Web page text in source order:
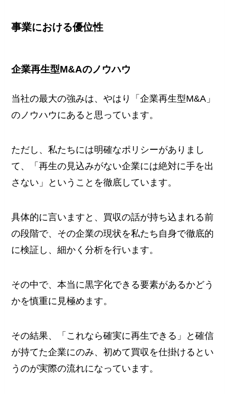
事業における優位性
企業再生型M&Aのノウハウ
当社の最大の強みは、やはり「企業再生型M&A」
のノウハウにあると思っています。
ただし、私たちには明確なポリシーがありまし
て、「再生の見込みがない企業には絶対に手を出
さない」ということを徹底しています。
具体的に言いますと、買収の話が持ち込まれる前
の段階で、その企業の現状を私たち自身で徹底的
に検証し、細かく分析を行います。
その中で、本当に黒字化できる要素があるかどう
かを慎重に見極めます。
その結果、「これなら確実に再生できる」と確信
が持てた企業にのみ、初めて買収を仕掛けるとい
うのが実際の流れになっています。